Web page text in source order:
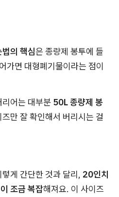
의 핵심은 종량제 봉투에 들
가면 대형폐기물이라는 점이
어는 대부분 50L 종량제 봉
만 잘 확인해서 버리시는 걸
게 간단한 것과 달리, 20인치
조금 복잡해져요. 이 사이즈